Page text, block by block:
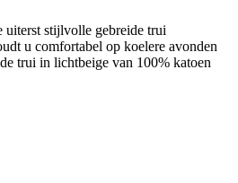
uiterst stijlvolle gebreide trui
u comfortabel op koelere avonden
trui in lichtbeige van 100% katoen